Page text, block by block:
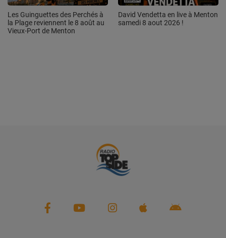
Les Guinguettes des Perchés à
la Plage reviennent le 8 août au
Vieux-Port de Menton
David Vendetta en live à Menton
samedi 8 aout 2026 !